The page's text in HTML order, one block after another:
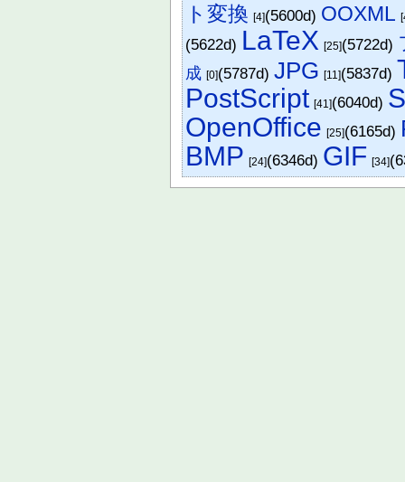
ト変換 [4](5600d) OOXML
(5622d) LaTeX [25](5722d)
成 [0](5787d)JPG [11](5837d)
PostScript [41](6040d)
OpenOffice [25](6165d)
BMP [24](6346d) GIF [34]